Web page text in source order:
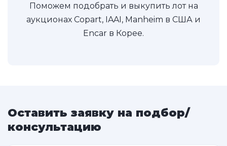
Поможем подобрать и выкупить лот на
аукционах Copart, IAAI, Manheim в США и
Encar в Корее.
Оставить заявку на подбор/
консультацию